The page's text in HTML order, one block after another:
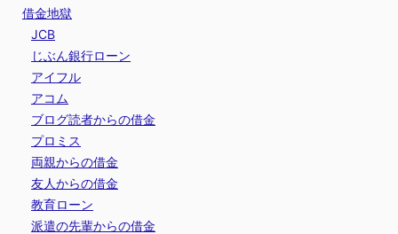
借金地獄
JCB
じぶん銀行ローン
アイフル
アコム
ブログ読者からの借金
プロミス
両親からの借金
友人からの借金
教育ローン
派遣の先輩からの借金